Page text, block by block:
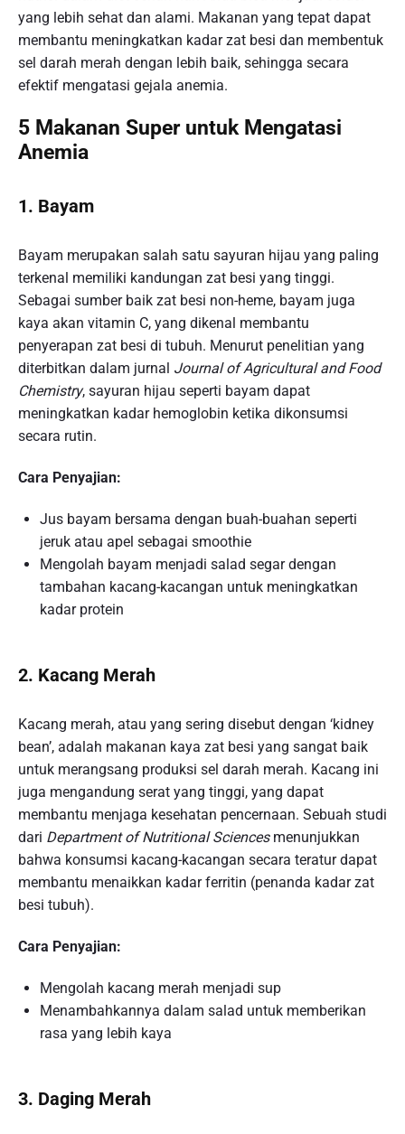
yang lebih sehat dan alami. Makanan yang tepat dapat
membantu meningkatkan kadar zat besi dan membentuk
sel darah merah dengan lebih baik, sehingga secara
efektif mengatasi gejala anemia.
5 Makanan Super untuk Mengatasi
Anemia
1. Bayam
Bayam merupakan salah satu sayuran hijau yang paling
terkenal memiliki kandungan zat besi yang tinggi.
Sebagai sumber baik zat besi non-heme, bayam juga
kaya akan vitamin C, yang dikenal membantu
penyerapan zat besi di tubuh. Menurut penelitian yang
diterbitkan dalam jurnal Journal of Agricultural and Food
Chemistry, sayuran hijau seperti bayam dapat
meningkatkan kadar hemoglobin ketika dikonsumsi
secara rutin.
Cara Penyajian:
Jus bayam bersama dengan buah-buahan seperti
jeruk atau apel sebagai smoothie
Mengolah bayam menjadi salad segar dengan
tambahan kacang-kacangan untuk meningkatkan
kadar protein
2. Kacang Merah
Kacang merah, atau yang sering disebut dengan ‘kidney
bean’, adalah makanan kaya zat besi yang sangat baik
untuk merangsang produksi sel darah merah. Kacang ini
juga mengandung serat yang tinggi, yang dapat
membantu menjaga kesehatan pencernaan. Sebuah studi
dari Department of Nutritional Sciencesmenunjukkan
bahwa konsumsi kacang-kacangan secara teratur dapat
membantu menaikkan kadar ferritin (penanda kadar zat
besi tubuh).
Cara Penyajian:
Mengolah kacang merah menjadi sup
Menambahkannya dalam salad untuk memberikan
rasa yang lebih kaya
3. Daging Merah